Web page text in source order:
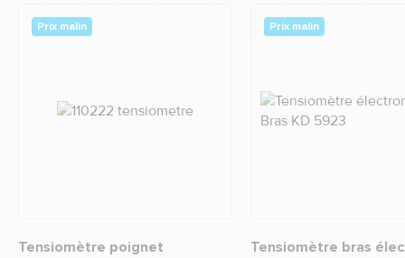
Prix malin
Tensiomètre poignet
Prix malin
Tensiomètre bras